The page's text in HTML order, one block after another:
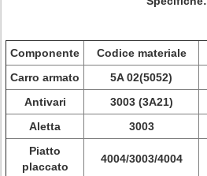
Componente Codice materiale
Carro armato
5A 02(5052)
Antivari
3003 (3A21)
Aletta
3003
Piatto
placcato
4004/3003/4004